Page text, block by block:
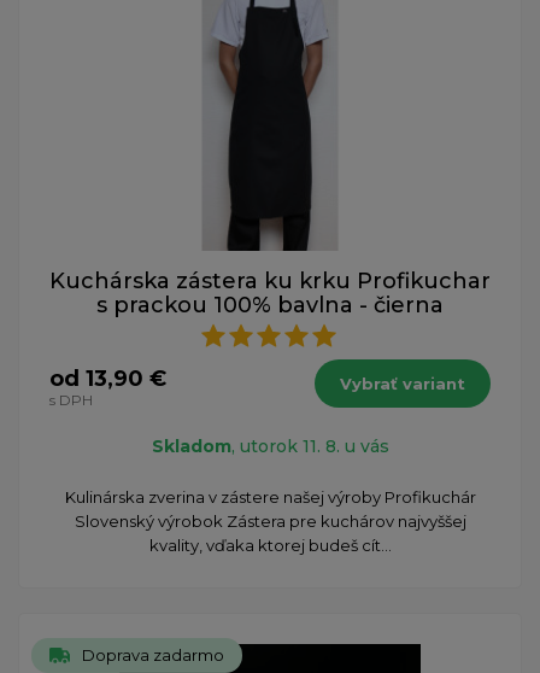
Kuchárska zástera ku krku Profikuchar
s prackou 100% bavlna - čierna
od 13,90 €
s DPH
Vybrať variant
Skladom, utorok 11. 8. u vás
Kulinárska zverina v zástere našej výroby Profikuchár
Slovenský výrobok Zástera pre kuchárov najvyššej
kvality, vďaka ktorej budeš cít...
Doprava zadarmo